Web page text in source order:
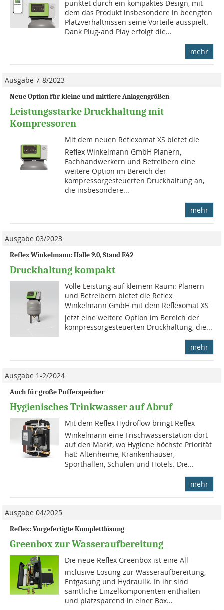
punktet durch ein kompaktes Design, mit
dem das Produkt insbesondere in beengten
Platzverhältnissen seine Vorteile ausspielt.
Dank Plug-and Play erfolgt die...
mehr
Ausgabe 7-8/2023
Neue Option für kleine und mittlere Anlagengrößen
Leistungsstarke Druckhaltung mit
Kompressoren
Mit dem neuen Reflexomat XS bietet die
Reflex Winkelmann GmbH Planern,
Fachhandwerkern und Betreibern eine
weitere Option im Bereich der
kompressorgesteuerten Druckhaltung an,
die insbesondere...
mehr
Ausgabe 03/2023
Reflex Winkelmann: Halle 9.0, Stand E42
Druckhaltung kompakt
Volle Leistung auf kleinem Raum: Planern
und Betreibern bietet die Reflex
Winkelmann GmbH mit dem Reflexomat XS
jetzt eine weitere Option im Bereich der
kompressorgesteuerten Druckhaltung, die...
mehr
Ausgabe 1-2/2024
Auch für große Pufferspeicher
Hygienisches Trinkwasser auf Abruf
Mit dem Reflex Hydroflow bringt Reflex
Winkelmann eine Frischwasserstation dort
auf den Markt, wo Hygiene höchste Priorität
hat: Altenheime, Krankenhäuser,
Sporthallen, Schulen und Hotels. Die...
mehr
Ausgabe 04/2025
Reflex: Vorgefertigte Komplettlösung
Greenbox zur Wasseraufbereitung
Die neue Reflex Greenbox ist eine All-
inclusive-Lösung zur Wasseraufbereitung,
Entgasung und Hydraulik. In ihr sind
sämtliche Einzelkomponenten enthalten
und platzsparend in einer Box...